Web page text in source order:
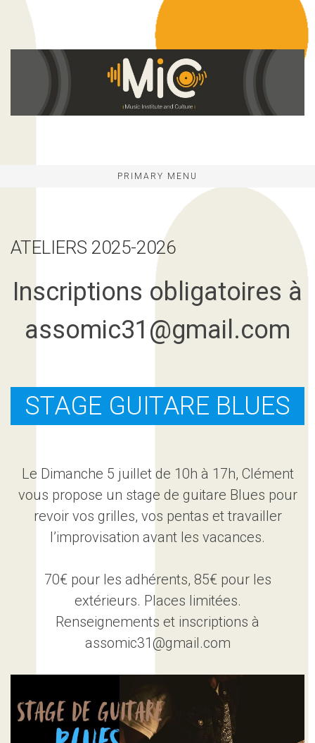
PRIMARY MENU
ATELIERS 2025-2026
Inscriptions obligatoires à
assomic31@gmail.com
STAGE GUITARE BLUES
Le Dimanche 5 juillet de 10h à 17h, Clément
vous propose un stage de guitare Blues pour
revoir vos grilles, vos pentas et travailler
l’improvisation avant les vacances.
70€ pour les adhérents, 85€ pour les
extérieurs. Places limitées.
Renseignements et inscriptions à
assomic31@gmail.com